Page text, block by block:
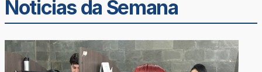
Noticias da Semana